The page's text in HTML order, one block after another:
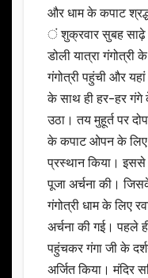
और धाम के कपाट
शुक्रवार सुबह साढ़े
डोली यात्रा गंगोत्री
गंगोत्री पहुंची और
के साथ ही हर-हर गंगे
उठा। तय मुहूर्त पर
के कपाट ओपन के लिए
प्रस्थान किया। इससे
पूजा अर्चना की।
गंगोत्री धाम के लिए
अर्चना की गई। पहले
पहुंचकर गंगा जी के
अर्जित किया। मंदिर